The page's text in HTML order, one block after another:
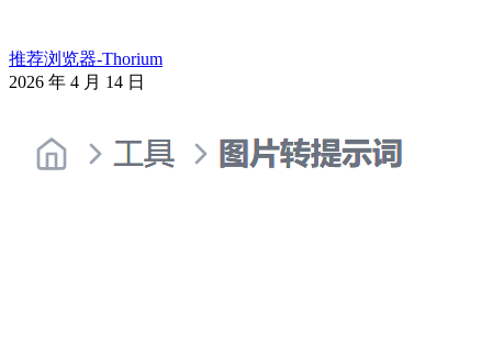
推荐浏览器-Thorium
2026 年 4 月 14 日